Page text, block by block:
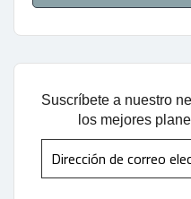
Suscríbete a nuestro
los mejores